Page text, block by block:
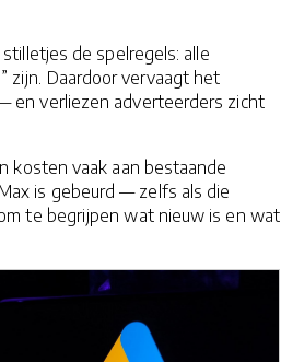
de spelregels: alle
zijn. Daardoor vervaagt het
en verliezen adverteerders zicht
kosten vaak aan bestaande
is gebeurd — zelfs als die
te begrijpen wat nieuw is en wat